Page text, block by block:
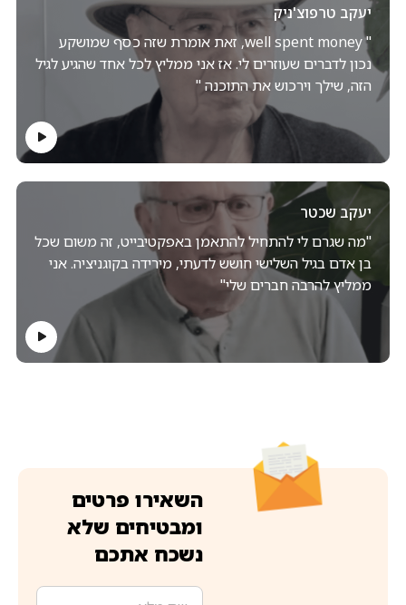
יעקב טרפוצ'ניק
" well spent money, זאת אומרת שזה כסף שמושקע
נכון לדברים שעוזרים לי. אז אני ממליץ לכל אחד שהגיע לגיל
הזה, שילך וירכוש את התוכנה "
יעקב שכטר
"מה שגרם לי להתחיל להתאמן באפקטיבייט, זה משום שכל
בן אדם בגיל השלישי חושש לדעתי, מירידה בקוגניציה. אני
ממליץ להרבה חברים שלי"
השאירו פרטים
ומבטיחים שלא
נשכח אתכם